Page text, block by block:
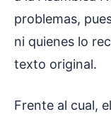
problemas,
ni quienes lo
texto original.
Frente al cual,